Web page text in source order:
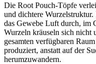
Die Root Pouch-Töpfe
und dichtere
das Gewebe Luft durch, im
Wurzeln kräuseln sich nicht
gesamten verfügbaren
produziert, anstatt auf der
herumzuwandern.